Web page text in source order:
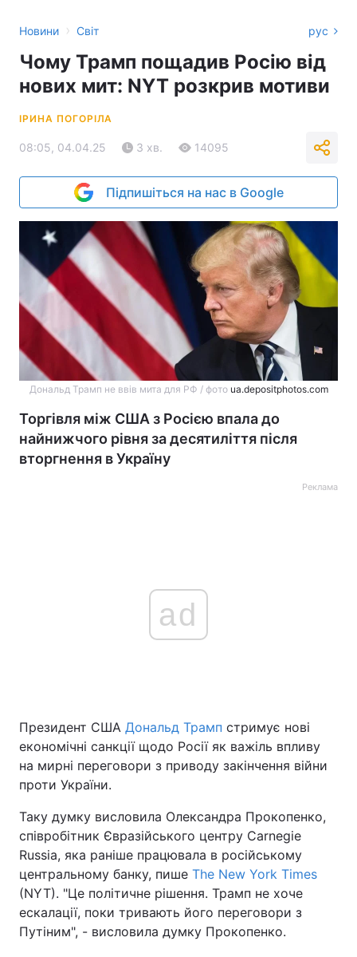
Новини › Світ рус
Чому Трамп пощадив Росію від
нових мит: NYT розкрив мотиви
ІРИНА ПОГОРІЛА
08:05, 04.04.25 3 хв. 14095
Підпишіться на нас в Google
Дональд Трамп не ввів мита для РФ / фото ua.depositphotos.com
Торгівля між США з Росією впала до
найнижчого рівня за десятиліття після
вторгнення в Україну
Реклама
ad
Президент США Дональд Трамп стримує нові
економічні санкції щодо Росії як важіль впливу
на мирні переговори з приводу закінчення війни
проти України.
Таку думку висловила Олександра Прокопенко,
співробітник Євразійського центру Carnegie
Russia, яка раніше працювала в російському
центральному банку, пише The New York Times
(NYT). "Це політичне рішення. Трамп не хоче
ескалації, поки тривають його переговори з
Путіним", - висловила думку Прокопенко.